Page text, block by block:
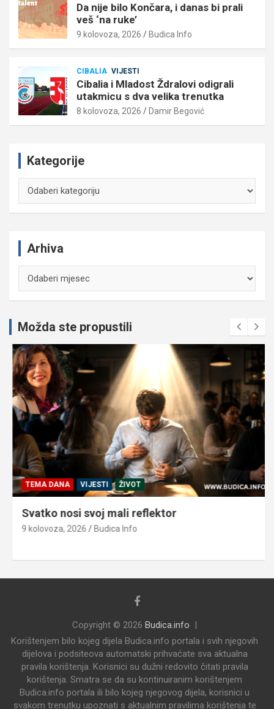
Da nije bilo Končara, i danas bi prali
veš ‘na ruke’
9 kolovoza, 2026 Budica Info
CIBALIA VIJESTI
Cibalia i Mladost Ždralovi odigrali
utakmicu s dva velika trenutka
8 kolovoza, 2026 Damir Begović
Kategorije
Arhiva
Možda ste propustili
TEMA DANA VIJESTI ŽIVOT
Svatko nosi svoj mali reflektor
9 kolovoza, 2026 Budica Info
Copyright © 2026 Budica.info
Korištenjem bilo kojeg dijela Budica.info portala i svih njegovih
dijelova i podsiteova automatski prihvaćate sva aktualna
pravila korištenja. Korisnici su dužni redovito čitati pravila
korištenja. Smatra se da su kontinuiranim korištenjem
Budica.info portala ili bilo kojeg njegovog dijela, korisnici u
svakom trenutku upoznati s aktualnim pravilima korištenja te